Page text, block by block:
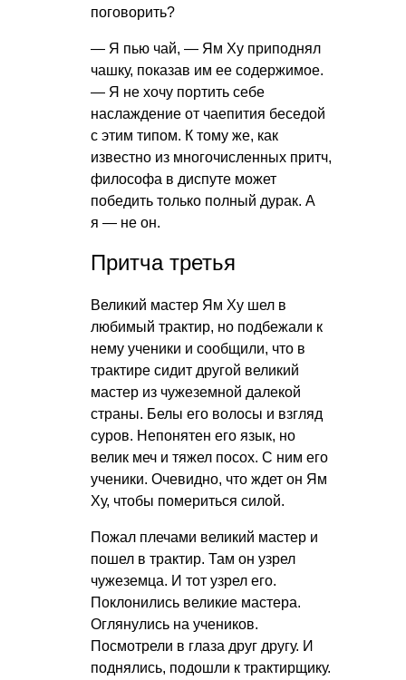
поговорить?
— Я пью чай, — Ям Ху приподнял
чашку, показав им ее содержимое.
— Я не хочу портить себе
наслаждение от чаепития беседой
с этим типом. К тому же, как
известно из многочисленных притч,
философа в диспуте может
победить только полный дурак. А
я — не он.
Притча третья
Великий мастер Ям Ху шел в
любимый трактир, но подбежали к
нему ученики и сообщили, что в
трактире сидит другой великий
мастер из чужеземной далекой
страны. Белы его волосы и взгляд
суров. Непонятен его язык, но
велик меч и тяжел посох. С ним его
ученики. Очевидно, что ждет он Ям
Ху, чтобы помериться силой.
Пожал плечами великий мастер и
пошел в трактир. Там он узрел
чужеземца. И тот узрел его.
Поклонились великие мастера.
Оглянулись на учеников.
Посмотрели в глаза друг другу. И
поднялись, подошли к трактирщику.